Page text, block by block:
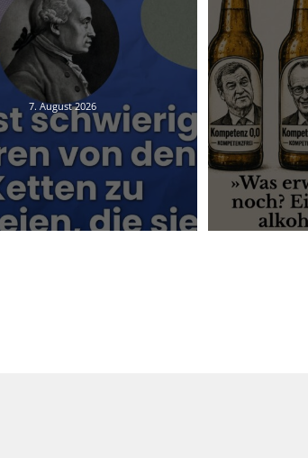
7. August 2026